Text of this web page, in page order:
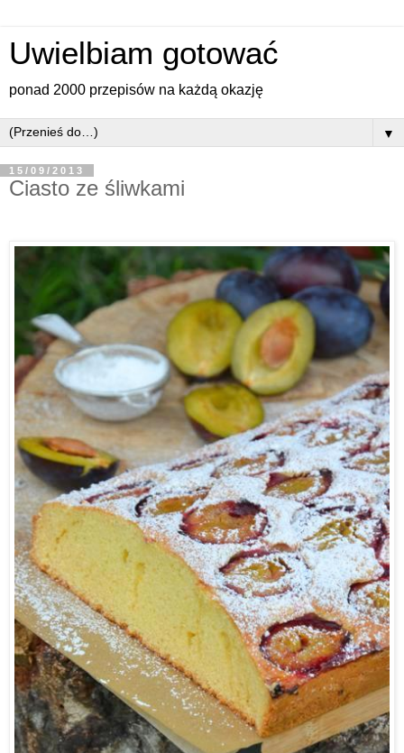
Uwielbiam gotować
ponad 2000 przepisów na każdą okazję
▼
15/09/2013
Ciasto ze śliwkami